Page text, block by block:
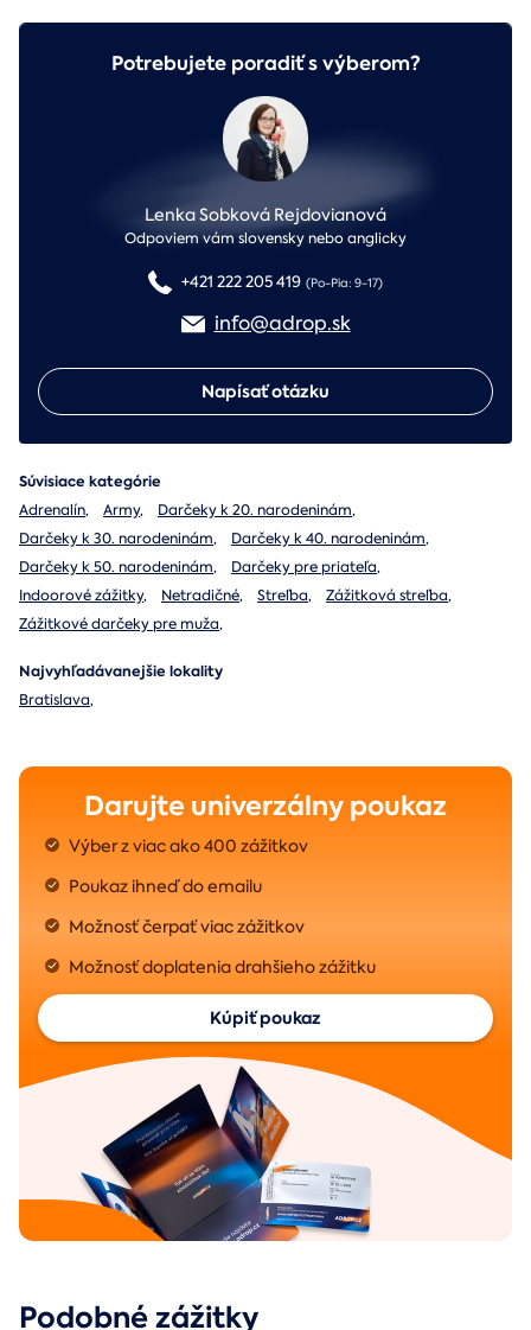
Potrebujete poradiť s výberom?
Lenka Sobková Rejdovianová
Odpoviem vám slovensky nebo anglicky
+421 222 205 419 (Po-Pia: 9-17)
info@adrop.sk
Napísať otázku
Súvisiace kategórie
Adrenalín, Army, Darčeky k 20. narodeninám,
Darčeky k 30. narodeninám, Darčeky k 40. narodeninám,
Darčeky k 50. narodeninám, Darčeky pre priateľa,
Indoorové zážitky, Netradičné, Streľba, Zážitková streľba,
Zážitkové darčeky pre muža,
Najvyhľadávanejšie lokality
Bratislava,
Darujte univerzálny poukaz
Výber z viac ako 400 zážitkov
Poukaz ihneď do emailu
Možnosť čerpať viac zážitkov
Možnosť doplatenia drahšieho zážitku
Kúpiť poukaz
Podobné zážitky